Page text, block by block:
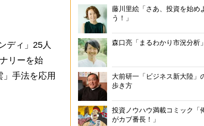
ディ」25人
リーを始
手法を応用
藤川里絵「さあ、投資を始め
う！」
森口亮「まるわかり市況分析」
大前研一「ビジネス新大陸」
歩き方
投資ノウハウ満載コミック「
がカブ番長！」